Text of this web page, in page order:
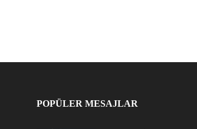
POPÜLER MESAJLAR